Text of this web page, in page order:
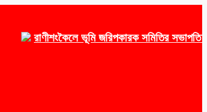
রাণীশংকৈলে ভূমি জরিপকারক সমিতির সভাপতি